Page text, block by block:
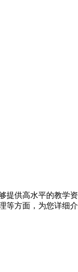
高水平的教学
方面，为您详细介